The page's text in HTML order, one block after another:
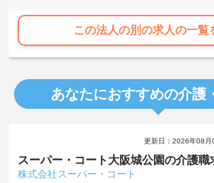
す】
・定年65歳に加え、状況に応じた再雇用制度に
り、年齢を重ねても無理なく続けられる環境で
【大手法人の安定基盤のもとで、収入アップ
・所持資格に応じた手当や、早朝・夜間帯の勤
・最大20,000円の勤続年数加算手当や年2回の
長く勤務するほど待遇に反映される仕組みがあ
この法人の別の求人の一覧
あなたにおすすめの介護
更新日：2026年08
スーパー・コート大阪城公園の介護職
株式会社スーパー・コート